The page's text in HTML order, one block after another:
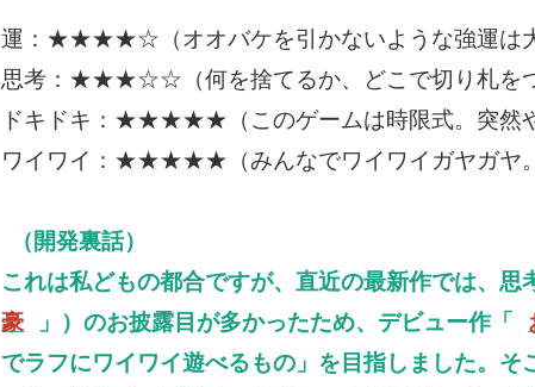
運：★★★★☆（オオバケを引かないような強運は大
思考：★★★☆☆（何を捨てるか、どこで切り札をつ
ドキドキ：★★★★★（このゲームは時限式。突然や
ワイワイ：★★★★★（みんなでワイワイガヤガヤ。
（開発裏話）
これは私どもの都合ですが、直近の最新作では、思
豪
」）のお披露目が多かったため、デビュー作「
でラフにワイワイ遊べるもの」を目指しました。